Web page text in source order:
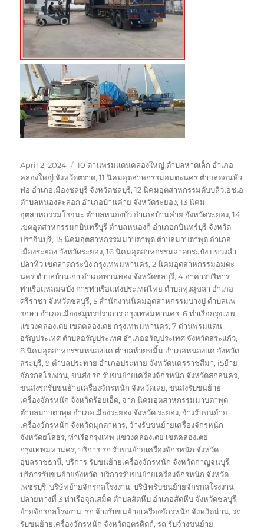
Posted
on
April 2, 2024 Tags
10 ด่านพรมแดนคลองใหญ่ ตำบลหาดเล็ก อำเภอ
คลองใหญ่ จังหวัดตราด,11 นิคมอุตสาหกรรมอมตะนคร ตำบลดอนหัว
ฬอ อำเภอเมืองชลบุรี จังหวัดชลบุรี,12 นิคมอุตสาหกรรมดับบลิวเอชเอ
ตำบลหนองละลอก อำเภอบ้านค่าย จังหวัดระยอง,13 นิคม
อุตสาหกรรมโรจนะ ตำบลหนองบัว อำเภอบ้านค่าย จังหวัดระยอง,14
เขตอุตสาหกรรมกบินทรืบุรี ตำบลหนองกี่ อำเภอกบินทร์บุรี จังหวัด
ปราจีนบุรี,15 นิคมอุตสาหกรรมมาบตาพุด ตำบลมาบตาพุด อำเภอ
เมืองระยอง จังหวัดระยอง,16 นิคมอุตสาหกรรมลาดกระบัง แขวงลำ
ปลาทิว เขตลาดกระบัง กรุงเทพมหานคร,2 นิคมอุตสาหกรรมอมตะ
นคร ตำบลบ้านเก่า อำเภอพานทอง จังหวัดชลบุรี,4 อาคารบริหาร
ท่าเรือแหลมฉบัง การท่าเรือแห่งประเทศไทย ตำบลทุ่งสุขลา อำเภอ
ศรีราชา จังหวัดชลบุรี,5 สำนักงานนิคมอุตสาหกรรมบางปู ตำบลแพ
รกษา อำเภอเมืองสมุทรปราการ กรุงเทพมหานคร,6 ท่าเรือกรุงเทพ
แขวงคลองเตย เขตคลองเตย กรุงเทพมหานคร,7 ด่านพรมแดน
อรัญประเทศ ตำบลอรัญประเทศ อำเภออรัญประเทศ จังหวัดสระแก้ว,
8 นิคมอุตสาหกรรมหนองแค ตำบลห้วยขมิ้น อำเภอหนองแค จังหวัด
สระบุรี,9 ตำบลประทาย อำเภอประทาย จังหวัดนครราชสีมา, i5ย้าย
จักรกลโรงงาน,ขนส่ง รถ รับขนย้ายเครื่องจักรหนัก จังหวัดสกลนคร,
ขนส่งรถรับขนย้ายเครื่องจักรหนัก จังหวัดเลย,ขนส่งรับขนย้าย
เครื่องจักรหนัก จังหวัดร้อยเอ็ด, จาก นิคมอุตสาหกรรมมาบตาพุด
ตำบลมาบตาพุด อำเภอเมืองระยอง จังหวัด ระยอง, จ้างรับขนย้าย
เครื่องจักรหนัก จังหวัดมุกดาหาร, จ้างรับขนย้ายเครื่องจักรหนัก
จังหวัดยโสธร,ท่าเรือกรุงเทพ แขวงคลองเตย เขตคลองเตย
กรุงเทพมหานคร,บริการ รถ รับขนย้ายเครื่องจักรหนัก จังหวัด
อุบลราชธานี,บริการ รับขนย้ายเครื่องจักรหนัก จังหวัดกาญจนบุรี,
บริการรับขนย้ายจังหวัด,บริการรับขนย้ายเครื่องจักรหนัก จังหวัด
เพชรบุรี,บริษัทย้ายจักรกลโรงงาน,บริษัทรับขนย้ายจักรกลโรงงาน,
ปลายทางที่ 3 ท่าเรือจุกเสม็ด ตำบลสัตหีบ อำเภอสัตหีบ จังหวัดชลบุรี,
ย้ายจักรกลโรงงาน,รถ จ้างรับขนย้ายเครื่องจักรหนัก จังหวัดน่าน,รถ
รับขนย้ายเครื่องจักรหนัก จังหวัดอุตรดิตถ์,รถ รับจ้างขนย้าย